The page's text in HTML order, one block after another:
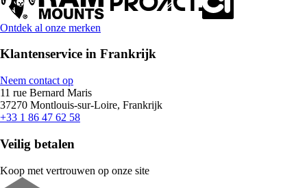
Ontdek al onze merken
Klantenservice in Frankrijk
Neem contact op
11 rue Bernard Maris
37270 Montlouis-sur-Loire, Frankrijk
+33 1 86 47 62 58
Veilig betalen
Koop met vertrouwen op onze site